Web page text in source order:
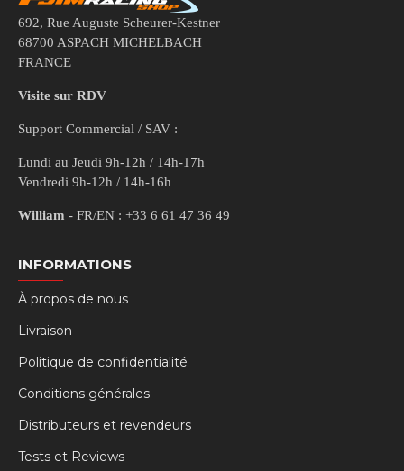
692, Rue Auguste Scheurer-Kestner
68700 ASPACH MICHELBACH
FRANCE
Visite sur RDV
Support Commercial / SAV :
Lundi au Jeudi 9h-12h / 14h-17h
Vendredi 9h-12h / 14h-16h
William - FR/EN : +33 6 61 47 36 49
INFORMATIONS
À propos de nous
Livraison
Politique de confidentialité
Conditions générales
Distributeurs et revendeurs
Tests et Reviews